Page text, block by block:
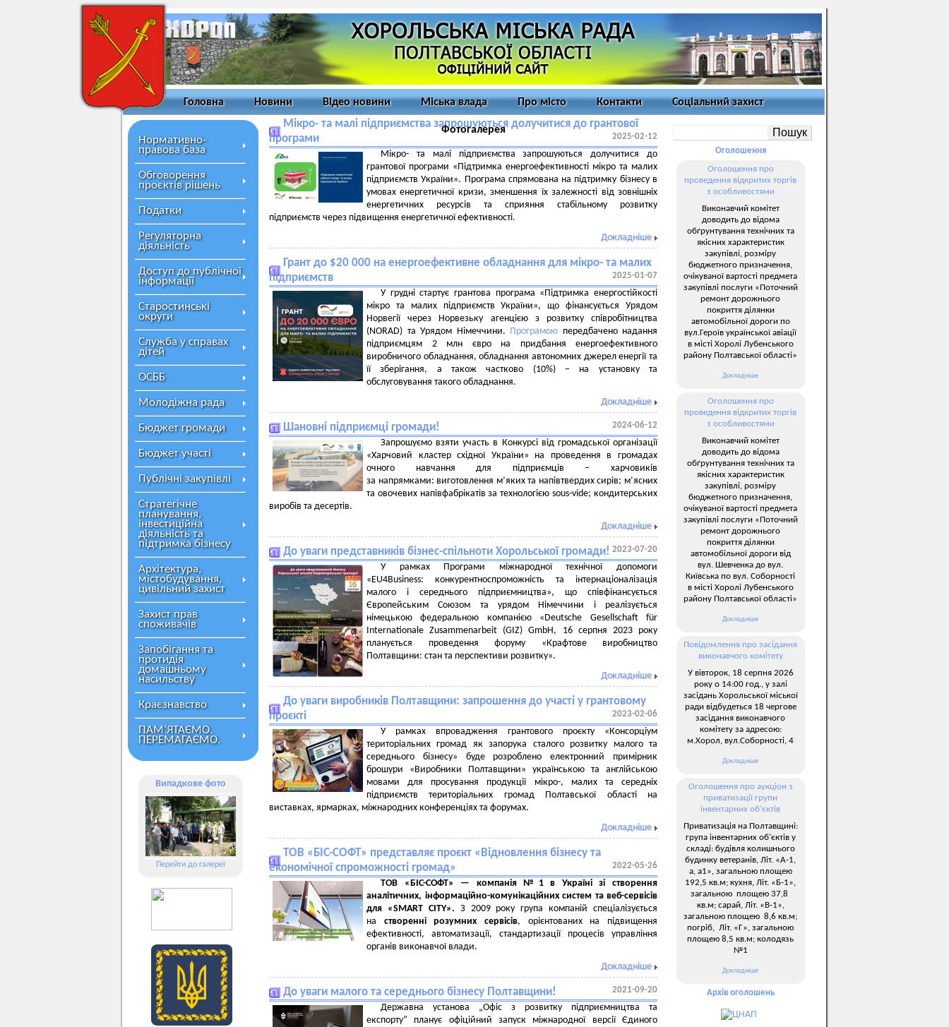
Головна Новини Відео новини Міська влада Про місто Контакти Соціальний захист
Фотогалерея
Нормативно-
правова база
Обговорення
проєктів рішень
Податки
Регуляторна
діяльність
Доступ до публічної
інформації
Старостинські
округи
Служба у справах
дітей
ОСББ
Молодіжна рада
Бюджет громади
Бюджет участі
Публічні закупівлі
Стратегічне
планування,
інвестиційна
діяльність та
підтримка бізнесу
Архітектура,
містобудування,
цивільний захист
Захист прав
споживачів
Запобігання та
протидія
домашньому
насильству
Краєзнавство
ПАМ’ЯТАЄМО.
ПЕРЕМАГАЄМО.
Випадкове фото
Перейти до галереї
Мікро- та малі підприємства запрошуються долучитися до грантової
програми
2025-02-12
Мікро- та малі підприємства запрошуються долучитися до
грантової програми «Підтримка енергоефективності мікро та малих
підприємств України». Програма спрямована на підтримку бізнесу в
умовах енергетичної кризи, зменшення їх залежності від зовнішніх
енергетичних ресурсів та сприяння стабільному розвитку
підприємств через підвищення енергетичної ефективності.
Докладніше
Грант до $20 000 на енергоефективне обладнання для мікро- та малих
підприємств
2025-01-07
У грудні стартує грантова програма «Підтримка енергостійкості
мікро та малих підприємств України», що фінансується Урядом
Норвегії через Норвезьку агенцією з розвитку співробітництва
(NORAD) та Урядом Німеччини. Програмою передбачено надання
підприємцям 2 млн євро на придбання енергоефективного
виробничого обладнання, обладнання автономних джерел енергії та
її зберігання, а також частково (10%) – на установку та
обслуговування такого обладнання.
Докладніше
Шановні підприємці громади! 2024-06-12
Запрошуємо взяти участь в Конкурсі від громадської організації
«Харчовий кластер східної України» на проведення в громадах
очного навчання для підприємців – харчовиків
за напрямками: виготовлення м’яких та напівтвердих сирів; м’ясних
та овочевих напівфабрікатів за технологією sous-vide; кондитерських
виробів та десертів.
Докладніше
До уваги представників бізнес-спільноти Хорольської громади! 2023-07-20
У рамках Програми міжнародної технічної допомоги
«EU4Business: конкурентноспроможність та інтернаціоналізація
малого і середнього підприємництва», що співфінансується
Європейським Союзом та урядом Німеччини і реалізується
німецькою федеральною компанією «Deutsche Gesellschaft für
Internationale Zusammenarbeit (GIZ) GmbH, 16 серпня 2023 року
планується проведення форуму «Крафтове виробництво
Полтавщини: стан та перспективи розвитку».
Докладніше
До уваги виробників Полтавщини: запрошення до участі у грантовому
проєкті
2023-02-06
У рамках впровадження грантового проєкту «Консорціум
територіальних громад як запорука сталого розвитку малого та
середнього бізнесу» буде розроблено електронний примірник
брошури «Виробники Полтавщини» українською та англійською
мовами для просування продукції мікро-, малих та середніх
підприємств територіальних громад Полтавської області на
виставках, ярмарках, міжнародних конференціях та форумах.
Докладніше
ТОВ «БІС-СОФТ» представляє проєкт «Відновлення бізнесу та
економічної спроможності громад»
2022-05-26
ТОВ «БІС-СОФТ» — компанія №1 в Україні зі створення
аналітичних, інформаційно-комунікаційних систем та веб-сервісів
для «SMART CITY». З 2009 року група компаній спеціалізується
на створенні розумних сервісів, орієнтованих на підвищення
ефективності, автоматизації, стандартизації процесів управління
органів виконавчої влади.
Докладніше
До уваги малого та середнього бізнесу Полтавщини! 2021-09-20
Державна установа „Офіс з розвитку підприємництва та
експорту” планує офіційний запуск міжнародної версії Єдиного
Оголошення
Оголошення про
проведення відкритих торгів
з особливостями
Виконавчий комітет
доводить до відома
обґрунтування технічних та
якісних характеристик
закупівлі, розміру
бюджетного призначення,
очікуваної вартості предмета
закупівлі послуги «Поточний
ремонт дорожнього
покриття ділянки
автомобільної дороги по
вул.Героїв української авіації
в місті Хоролі Лубенського
району Полтавської області»
Докладніше
Оголошення про
проведення відкритих торгів
з особливостями
Виконавчий комітет
доводить до відома
обґрунтування технічних та
якісних характеристик
закупівлі, розміру
бюджетного призначення,
очікуваної вартості предмета
закупівлі послуги «Поточний
ремонт дорожнього
покриття ділянки
автомобільної дороги від
вул. Шевченка до вул.
Київська по вул. Соборності
в місті Хоролі Лубенського
району Полтавської області»
Докладніше
Повідомлення про засідання
виконавчого комітету
У вівторок, 18 серпня 2026
року о 14:00 год., у залі
засідань Хорольської міської
ради відбудеться 18 чергове
засідання виконавчого
комітету за адресою:
м.Хорол, вул.Соборності, 4
Докладніше
Оголошення про аукціон з
приватизації групи
інвентарних об’єктів
Приватизація на Полтавщині:
група інвентарних об’єктів у
складі: будівля колишнього
будинку ветеранів, Літ. «А-1,
а, а1», загальною площею
192,5 кв.м; кухня, Літ. «Б-1»,
загальною площею 37,8
кв.м; сарай, Літ. «В-1»,
загальною площею 8,6 кв.м;
погріб, Літ. «Г», загальною
площею 8,5 кв.м; колодязь
№1
Докладніше
Архів оголошень